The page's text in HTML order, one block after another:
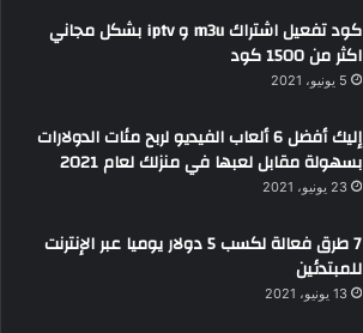
كود تفعيل اشتراك m3u و iptv بشكل مجاني
اكثر من 1500 كود
5 يونيو، 2021
إليك أفضل 6 ألعاب الفيديو لربح مئات الدولارات
بسهولة مقابل لعبها في منزلك لعام 2021
23 يونيو، 2021
7 طرق فعالة لكسب 5 دولار يوميا عبر الإنترنت
للمبتدئين
13 يونيو، 2021